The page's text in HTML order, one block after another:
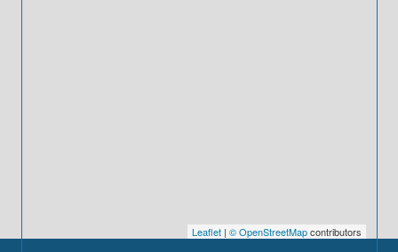
Leaflet | © OpenStreetMapcontributors